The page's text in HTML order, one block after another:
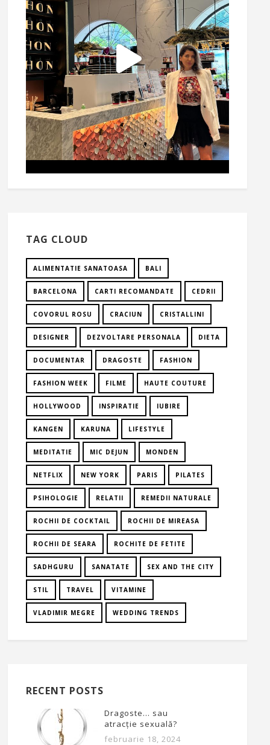
TAG CLOUD
ALIMENTATIE SANATOASA BALI
BARCELONA CARTI RECOMANDATE CEDRII
COVORUL ROSU CRACIUN CRISTALLINI
DESIGNER DEZVOLTARE PERSONALA DIETA
DOCUMENTAR DRAGOSTE FASHION
FASHION WEEK FILME HAUTE COUTURE
HOLLYWOOD INSPIRATIE IUBIRE
KANGEN KARUNA LIFESTYLE
MEDITATIE MIC DEJUN MONDEN
NETFLIX NEW YORK PARIS PILATES
PSIHOLOGIE RELATII REMEDII NATURALE
ROCHII DE COCKTAIL ROCHII DE MIREASA
ROCHII DE SEARA ROCHITE DE FETITE
SADHGURU SANATATE SEX AND THE CITY
STIL TRAVEL VITAMINE
VLADIMIR MEGRE WEDDING TRENDS
RECENT POSTS
Dragoste… sau
atracție sexuală?
februarie 18, 2024